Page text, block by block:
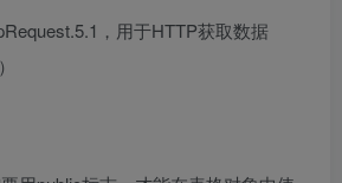
，用于HTTP获取数据